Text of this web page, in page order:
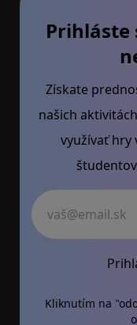
Prihláste
Získate
našich
využívať hry
Kliknutím na